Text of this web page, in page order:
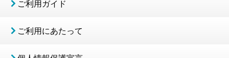
ご利用ガイド
ご利用にあたって